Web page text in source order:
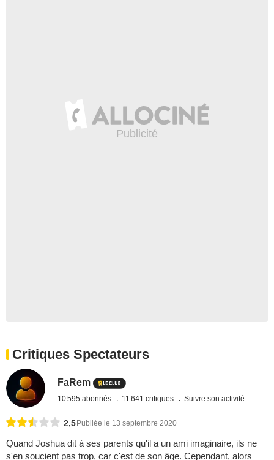
Critiques Spectateurs
FaRem
10 595 abonnés 11 641 critiques Suivre son activité
2,5 Publiée le 13 septembre 2020
Quand Joshua dit à ses parents qu'il a un ami imaginaire, ils ne
s'en soucient pas trop, car c'est de son âge. Cependant, alors